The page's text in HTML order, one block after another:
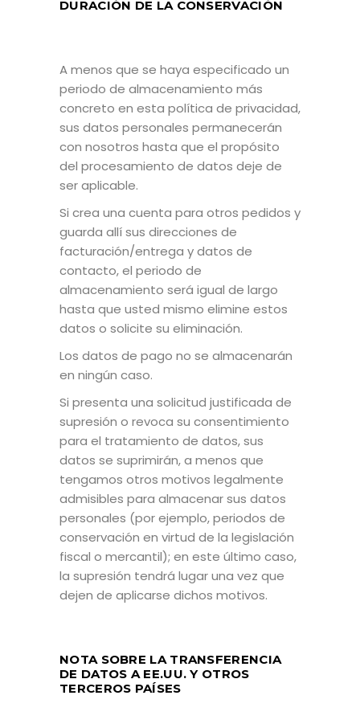
DURACIÓN DE LA CONSERVACIÓN
A menos que se haya especificado un
periodo de almacenamiento más
concreto en esta política de privacidad,
sus datos personales permanecerán
con nosotros hasta que el propósito
del procesamiento de datos deje de
ser aplicable.
Si crea una cuenta para otros pedidos y
guarda allí sus direcciones de
facturación/entrega y datos de
contacto, el periodo de
almacenamiento será igual de largo
hasta que usted mismo elimine estos
datos o solicite su eliminación.
Los datos de pago no se almacenarán
en ningún caso.
Si presenta una solicitud justificada de
supresión o revoca su consentimiento
para el tratamiento de datos, sus
datos se suprimirán, a menos que
tengamos otros motivos legalmente
admisibles para almacenar sus datos
personales (por ejemplo, periodos de
conservación en virtud de la legislación
fiscal o mercantil); en este último caso,
la supresión tendrá lugar una vez que
dejen de aplicarse dichos motivos.
NOTA SOBRE LA TRANSFERENCIA
DE DATOS A EE.UU. Y OTROS
TERCEROS PAÍSES